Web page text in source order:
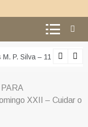
M. P. Silva – 11 – O
XXII – Cuidar o